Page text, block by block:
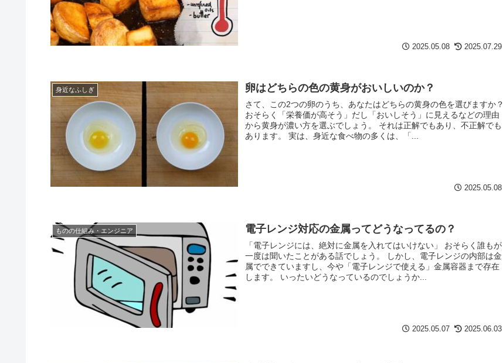
2025.05.08 2025.07.29
身近なふしぎ 卵はどちらの色の黄身がおいしいのか？
さて、この2つの卵のうち、あなたはどちらの黄身の色を選びますか？
おそらく「栄養価が高そう」だし「おいしそう」に見えるなどの理由
から黄身が濃い方を選ぶでしょう。 それは正解でもあり、不正解でも
あります。 実は、身近な食べ物の多くは、「...
2025.05.08
ものの仕組み・エンジニア 電子レンジ対応の金属ってどうなってるの？
「電子レンジには、絶対に金属を入れてはいけない」 おそらく誰もが
一度は聞いたことがある話でしょう。 しかし、電子レンジの内部は金
属でできていますし、今や「電子レンジで使える」金属容器まで存在
します。 いったいどうなっているのでしょうか...
2025.05.07 2025.06.03